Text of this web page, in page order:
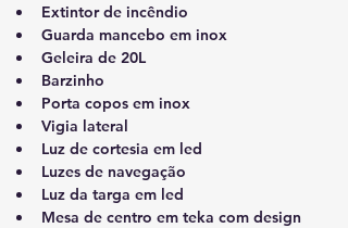
Extintor de incêndio
Guarda mancebo em inox
Geleira de 20L
Barzinho
Porta copos em inox
Vigia lateral
Luz de cortesia em led
Luzes de navegação
Luz da targa em led
Mesa de centro em teka com design